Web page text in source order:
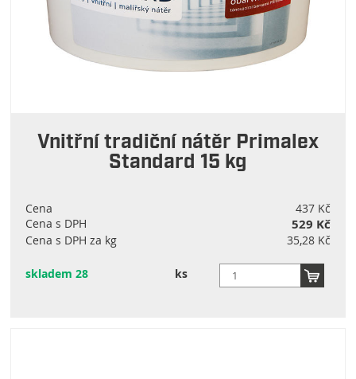
Vnitřní tradiční nátěr Primalex
Standard 15 kg
Cena
437 Kč
Cena s DPH
529 Kč
Cena s DPH za kg 35,28 Kč
skladem 28 ks